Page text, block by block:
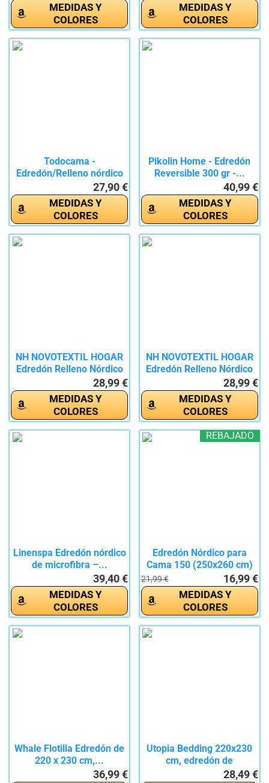
MEDIDAS Y
COLORES
MEDIDAS Y
COLORES
Todocama -
Edredón/Relleno nórdico
27,90 €
MEDIDAS Y
COLORES
Pikolin Home - Edredón
Reversible 300 gr -...
40,99 €
MEDIDAS Y
COLORES
NH NOVOTEXTIL HOGAR
Edredón Relleno Nórdico
28,99 €
MEDIDAS Y
COLORES
NH NOVOTEXTIL HOGAR
Edredón Relleno Nórdico
28,99 €
MEDIDAS Y
COLORES
Linenspa Edredón nórdico
de microfibra –...
39,40 €
MEDIDAS Y
COLORES
REBAJADO
Edredón Nórdico para
Cama 150 (250x260 cm)
21,99 € 16,99 €
MEDIDAS Y
COLORES
Whale Flotilla Edredón de
220 x 230 cm,...
36,99 €
Utopia Bedding 220x230
cm, edredón de
Microfibra...28,49 €